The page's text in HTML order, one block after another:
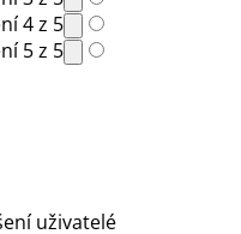
4 z 5
5 z 5
uživatelé